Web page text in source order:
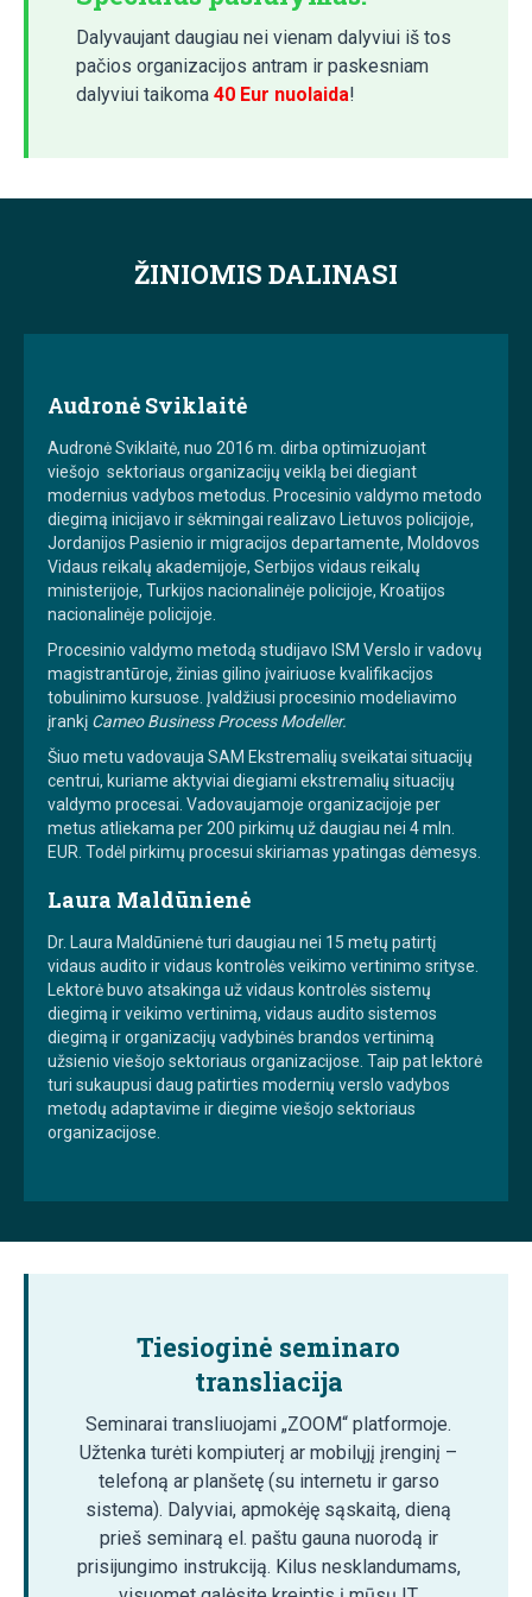
Dalyvaujant daugiau nei vienam dalyviui iš tos
pačios organizacijos antram ir paskesniam
dalyviui taikoma 40 Eur nuolaida!
ŽINIOMIS DALINASI
Audronė Sviklaitė
Audronė Sviklaitė, nuo 2016 m. dirba optimizuojant
viešojo sektoriaus organizacijų veiklą bei diegiant
modernius vadybos metodus. Procesinio valdymo metodo
diegimą inicijavo ir sėkmingai realizavo Lietuvos policijoje,
Jordanijos Pasienio ir migracijos departamente, Moldovos
Vidaus reikalų akademijoje, Serbijos vidaus reikalų
ministerijoje, Turkijos nacionalinėje policijoje, Kroatijos
nacionalinėje policijoje.
Procesinio valdymo metodą studijavo ISM Verslo ir vadovų
magistrantūroje, žinias gilino įvairiuose kvalifikacijos
tobulinimo kursuose. Įvaldžiusi procesinio modeliavimo
įrankį Cameo Business Process Modeller.
Šiuo metu vadovauja SAM Ekstremalių sveikatai situacijų
centrui, kuriame aktyviai diegiami ekstremalių situacijų
valdymo procesai. Vadovaujamoje organizacijoje per
metus atliekama per 200 pirkimų už daugiau nei 4 mln.
EUR. Todėl pirkimų procesui skiriamas ypatingas dėmesys.
Laura Maldūnienė
Dr. Laura Maldūnienė turi daugiau nei 15 metų patirtį
vidaus audito ir vidaus kontrolės veikimo vertinimo srityse.
Lektorė buvo atsakinga už vidaus kontrolės sistemų
diegimą ir veikimo vertinimą, vidaus audito sistemos
diegimą ir organizacijų vadybinės brandos vertinimą
užsienio viešojo sektoriaus organizacijose. Taip pat lektorė
turi sukaupusi daug patirties modernių verslo vadybos
metodų adaptavime ir diegime viešojo sektoriaus
organizacijose.
Tiesioginė seminaro
transliacija
Seminarai transliuojami „ZOOM“ platformoje.
Užtenka turėti kompiuterį ar mobilųjį įrenginį –
telefoną ar planšetę (su internetu ir garso
sistema). Dalyviai, apmokėję sąskaitą, dieną
prieš seminarą el. paštu gauna nuorodą ir
prisijungimo instrukciją. Kilus nesklandumams,